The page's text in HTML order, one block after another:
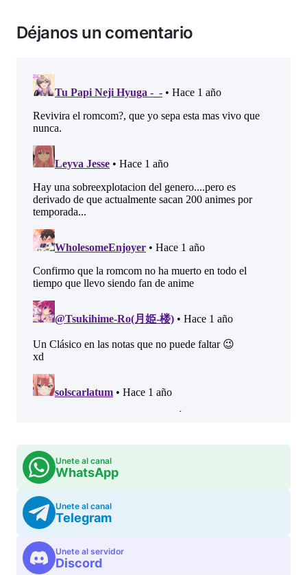
Déjanos un comentario
Unete al canal
WhatsApp
Unete al canal
Telegram
Unete al servidor
Discord